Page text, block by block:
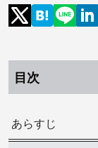
目次
あらすじ